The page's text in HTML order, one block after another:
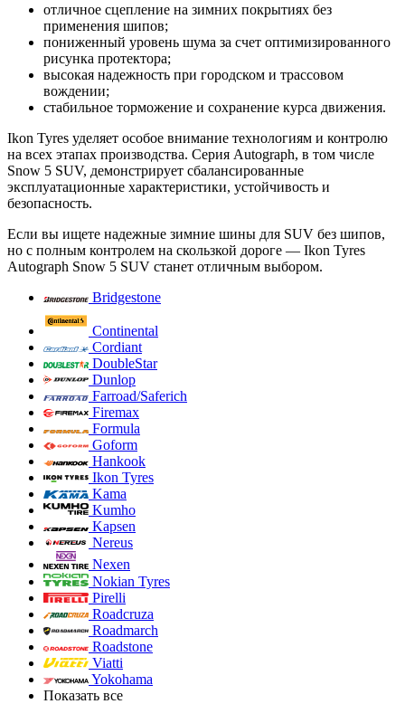
отличное сцепление на зимних покрытиях без
применения шипов;
пониженный уровень шума за счет оптимизированного
рисунка протектора;
высокая надежность при городском и трассовом
вождении;
стабильное торможение и сохранение курса движения.
Ikon Tyres уделяет особое внимание технологиям и контролю
на всех этапах производства. Серия Autograph, в том числе
Snow 5 SUV, демонстрирует сбалансированные
эксплуатационные характеристики, устойчивость и
безопасность.
Если вы ищете надежные зимние шины для SUV без шипов,
но с полным контролем на скользкой дороге — Ikon Tyres
Autograph Snow 5 SUV станет отличным выбором.
Bridgestone
Continental
Cordiant
DoubleStar
Dunlop
Farroad/Saferich
Firemax
Formula
Goform
Hankook
Ikon Tyres
Kama
Kumho
Kapsen
Nereus
Nexen
Nokian Tyres
Pirelli
Roadcruza
Roadmarch
Roadstone
Viatti
Yokohama
Показать все